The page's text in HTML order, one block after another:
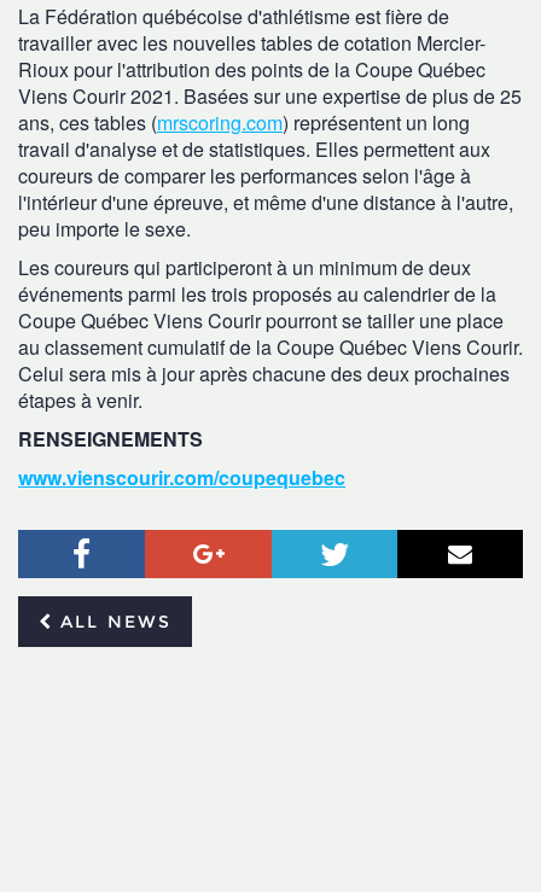
La Fédération québécoise d'athlétisme est fière de
travailler avec les nouvelles tables de cotation Mercier-
Rioux pour l'attribution des points de la Coupe Québec
Viens Courir 2021. Basées sur une expertise de plus de 25
ans, ces tables (mrscoring.com) représentent un long
travail d'analyse et de statistiques. Elles permettent aux
coureurs de comparer les performances selon l'âge à
l'intérieur d'une épreuve, et même d'une distance à l'autre,
peu importe le sexe.
Les coureurs qui participeront à un minimum de deux
événements parmi les trois proposés au calendrier de la
Coupe Québec Viens Courir pourront se tailler une place
au classement cumulatif de la Coupe Québec Viens Courir.
Celui sera mis à jour après chacune des deux prochaines
étapes à venir.
RENSEIGNEMENTS
www.vienscourir.com/coupequebec
Facebook Google+ Twitter Email
ALL NEWS